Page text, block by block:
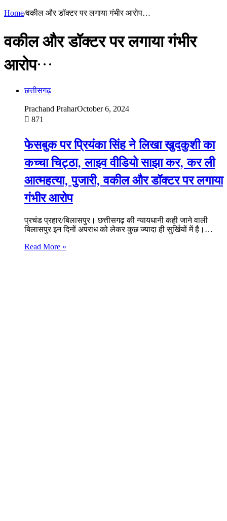
Home/वकील और डॉक्टर पर लगाया गंभीर आरोप…
वकील और डॉक्टर पर लगाया गंभीर
आरोप…
छत्तीसगढ़
Prachand PraharOctober 6, 2024
871
फेसबुक पर प्रियंका सिंह ने लिखा खुदकुशी का
कच्चा चिट्ठा, लाइव वीडियो साझा कर, कर ली
आत्महत्या, पुजारी, वकील और डॉक्टर पर लगाया
गंभीर आरोप
प्रचंड प्रहार/बिलासपुर। छत्तीसगढ़ की न्यायधानी कही जाने वाली
बिलासपुर इन दिनों अपराध को लेकर कुछ ज्यादा ही सुर्खियों में है।…
Read More »